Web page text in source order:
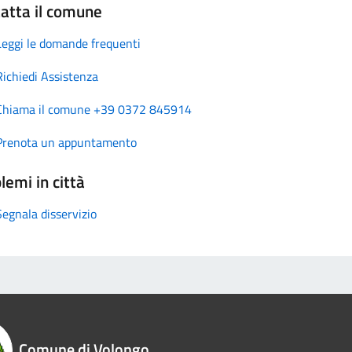
il comune
le domande frequenti
Assistenza
il comune +39 0372 845914
un appuntamento
in città
disservizio